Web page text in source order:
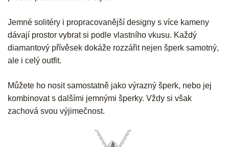
Jemné solitéry i propracovanější designy s více kameny
dávají prostor vybrat si podle vlastního vkusu. Každý
diamantový přívěsek dokáže rozzářit nejen šperk samotný,
ale i celý outfit.
Můžete ho nosit samostatně jako výrazný šperk, nebo jej
kombinovat s dalšími jemnými šperky. Vždy si však
zachová svou výjimečnost.